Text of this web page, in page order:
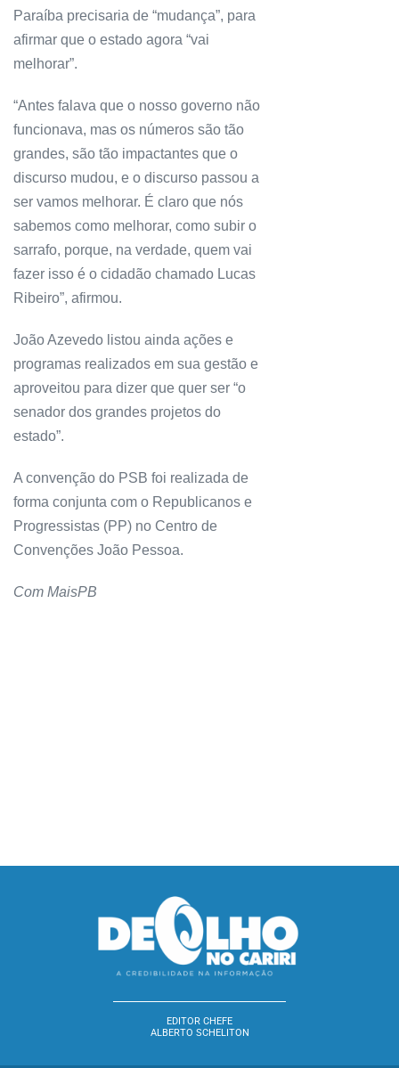
Paraíba precisaria de “mudança”, para
afirmar que o estado agora “vai
melhorar”.
“Antes falava que o nosso governo não
funcionava, mas os números são tão
grandes, são tão impactantes que o
discurso mudou, e o discurso passou a
ser vamos melhorar. É claro que nós
sabemos como melhorar, como subir o
sarrafo, porque, na verdade, quem vai
fazer isso é o cidadão chamado Lucas
Ribeiro”, afirmou.
João Azevedo listou ainda ações e
programas realizados em sua gestão e
aproveitou para dizer que quer ser “o
senador dos grandes projetos do
estado”.
A convenção do PSB foi realizada de
forma conjunta com o Republicanos e
Progressistas (PP) no Centro de
Convenções João Pessoa.
Com MaisPB
EDITOR CHEFE
ALBERTO SCHELITON